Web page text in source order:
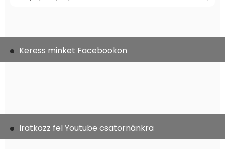
Keress minket Facebookon
Iratkozz fel Youtube csatornánkra